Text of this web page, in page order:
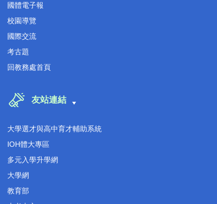
國體電子報
校園導覽
國際交流
考古題
回教務處首頁
友站連結
大學選才與高中育才輔助系統
IOH體大專區
多元入學升學網
大學網
教育部